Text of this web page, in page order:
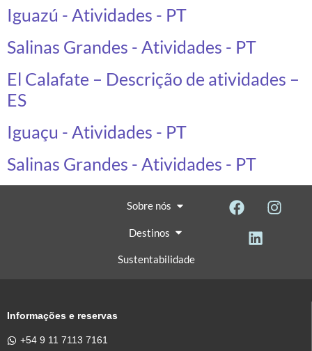
Iguazú - Atividades - PT
Salinas Grandes - Atividades - PT
El Calafate – Descrição de atividades –
ES
Iguaçu - Atividades - PT
Salinas Grandes - Atividades - PT
Sobre nós
Destinos
Sustentabilidade
Informações e reservas
+54 9 11 7113 7161